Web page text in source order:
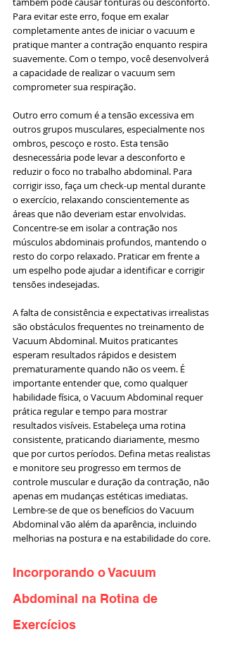
Para evitar este erro, foque em exalar
completamente antes de iniciar o vacuum e
pratique manter a contração enquanto respira
suavemente. Com o tempo, você desenvolverá
a capacidade de realizar o vacuum sem
comprometer sua respiração.
Outro erro comum é a tensão excessiva em
outros grupos musculares, especialmente nos
ombros, pescoço e rosto. Esta tensão
desnecessária pode levar a desconforto e
reduzir o foco no trabalho abdominal. Para
corrigir isso, faça um check-up mental durante
o exercício, relaxando conscientemente as
áreas que não deveriam estar envolvidas.
Concentre-se em isolar a contração nos
músculos abdominais profundos, mantendo o
resto do corpo relaxado. Praticar em frente a
um espelho pode ajudar a identificar e corrigir
tensões indesejadas.
A falta de consistência e expectativas irrealistas
são obstáculos frequentes no treinamento de
Vacuum Abdominal. Muitos praticantes
esperam resultados rápidos e desistem
prematuramente quando não os veem. É
importante entender que, como qualquer
habilidade física, o Vacuum Abdominal requer
prática regular e tempo para mostrar
resultados visíveis. Estabeleça uma rotina
consistente, praticando diariamente, mesmo
que por curtos períodos. Defina metas realistas
e monitore seu progresso em termos de
controle muscular e duração da contração, não
apenas em mudanças estéticas imediatas.
Lembre-se de que os benefícios do Vacuum
Abdominal vão além da aparência, incluindo
melhorias na postura e na estabilidade do core.
Incorporando o Vacuum
Abdominal na Rotina de
Exercícios